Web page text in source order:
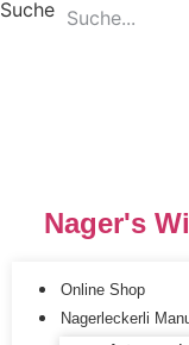
Zum
Suche
Nager's
Online Shop
Nagerleckerli